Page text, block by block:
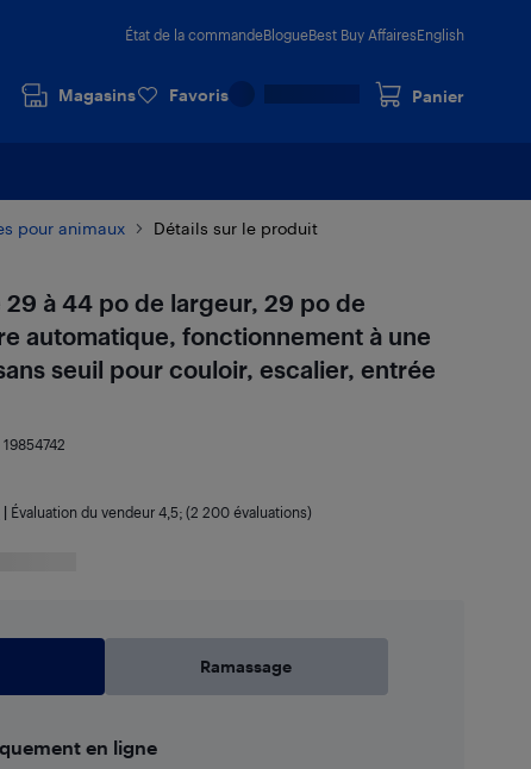
État de la commandeBlogueBest Buy AffairesEnglish
Magasins Favoris Panier
pour animaux Détails sur le produit
à 44 po de largeur, 29 po de
automatique, fonctionnement à une
seuil pour couloir, escalier, entrée
19854742
Évaluation du vendeur 4,5; (2 200 évaluations)
Ramassage
en ligne